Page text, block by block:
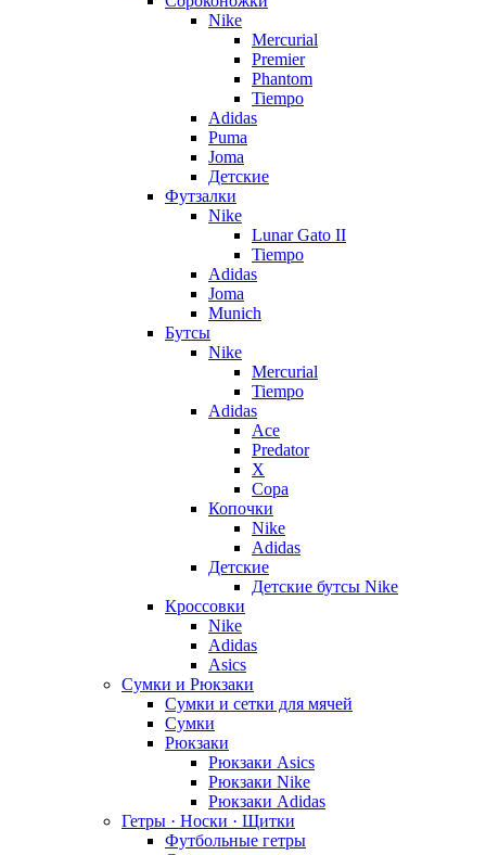
Nike
Mercurial
Premier
Phantom
Tiempo
Adidas
Puma
Joma
Детские
Футзалки
Nike
Lunar Gato II
Tiempo
Adidas
Joma
Munich
Бутсы
Nike
Mercurial
Tiempo
Adidas
Ace
Predator
X
Copa
Копочки
Nike
Adidas
Детские
Детские бутсы Nike
Кроссовки
Nike
Adidas
Asics
Сумки и Рюкзаки
Сумки и сетки для мячей
Сумки
Рюкзаки
Рюкзаки Asics
Рюкзаки Nike
Рюкзаки Adidas
Гетры · Носки · Щитки
Футбольные гетры